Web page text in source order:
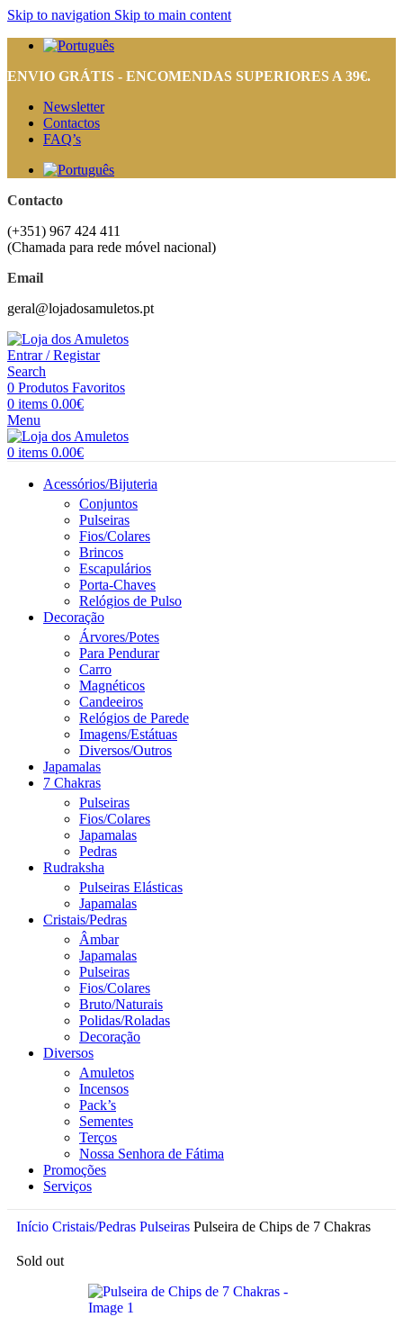
Skip to navigation Skip to main content
ENVIO GRÁTIS - ENCOMENDAS SUPERIORES A 39€.
Newsletter
Contactos
FAQ’s
Contacto
(+351) 967 424 411
(Chamada para rede móvel nacional)
Email
geral@lojadosamuletos.pt
Entrar / Registar
Search
0 Produtos Favoritos
0 items 0.00€
Menu
0 items 0.00€
Acessórios/Bijuteria
Conjuntos
Pulseiras
Fios/Colares
Brincos
Escapulários
Porta-Chaves
Relógios de Pulso
Decoração
Árvores/Potes
Para Pendurar
Carro
Magnéticos
Candeeiros
Relógios de Parede
Imagens/Estátuas
Diversos/Outros
Japamalas
7 Chakras
Pulseiras
Fios/Colares
Japamalas
Pedras
Rudraksha
Pulseiras Elásticas
Japamalas
Cristais/Pedras
Âmbar
Japamalas
Pulseiras
Fios/Colares
Bruto/Naturais
Polidas/Roladas
Decoração
Diversos
Amuletos
Incensos
Pack’s
Sementes
Terços
Nossa Senhora de Fátima
Promoções
Serviços
Início Cristais/Pedras Pulseiras Pulseira de Chips de 7 Chakras
Sold out